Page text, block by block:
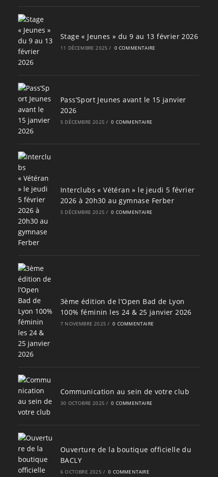
Stage « Jeunes » du 9 au 13 février 2026
11 DÉCEMBRE 2025 / 0 COMMENTAIRE
Pass’Sport Jeunes avant le 15 janvier
2026
5 DÉCEMBRE 2025 / 0 COMMENTAIRE
Interclubs « Vétéran » le jeudi 5 février
2026 à 20h30 au gymnase Ferber
5 DÉCEMBRE 2025 / 0 COMMENTAIRE
3ème édition de l’Open Bad de Lyon
100% féminin les 24 & 25 janvier 2026
7 NOVEMBRE 2025 / 0 COMMENTAIRE
Communication au sein de votre club
30 OCTOBRE 2025 / 0 COMMENTAIRE
Ouverture de la boutique officielle du
BACLY
6 OCTOBRE 2025 / 0 COMMENTAIRE